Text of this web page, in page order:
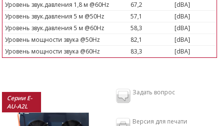
Уровень звук.давления 1,8 м @60Hz
67,2
[dBA]
Уровень звук.давления 5 м @50Hz
57,1
[dBA]
Уровень звук.давления 5 м @60Hz
58,3
[dBA]
Уровень мощности звука @50Hz
82,1
[dBA]
Уровень мощности звука @60Hz
83,3 [dBA]
Серии E-
AU-A2L
Задать вопрос
Версия для печати